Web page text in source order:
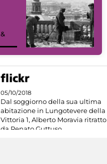
05/10/2018
Dal soggiorno della sua ultima
abitazione in Lungotevere della
Vittoria 1, Alberto Moravia ritratto
da Renato Guttuso